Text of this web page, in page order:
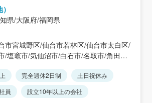
県/大阪府/福岡県
市宮城野区/仙台市若林区/仙台市太白区/
/塩竈市/気仙沼市/白石市/名取市/角田市/
田町/柴田町/川崎町/丸森町/亘理町/山元
/利府町/大和町/大郷町/富谷市/大衡村/色
/美里町/女川町/南三陸町/東京２３区/愛
完全週休2日制
土日祝休み
員 設立10年以上の会社